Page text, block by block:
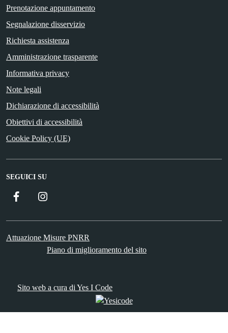
Prenotazione appuntamento
Segnalazione disservizio
Richiesta assistenza
Amministrazione trasparente
Informativa privacy
Note legali
Dichiarazione di accessibilità
Obiettivi di accessibilità
Cookie Policy (UE)
SEGUICI SU
Facebook
Attuazione Misure PNRR
Piano di miglioramento del sito
Sito web a cura di Yes I Code